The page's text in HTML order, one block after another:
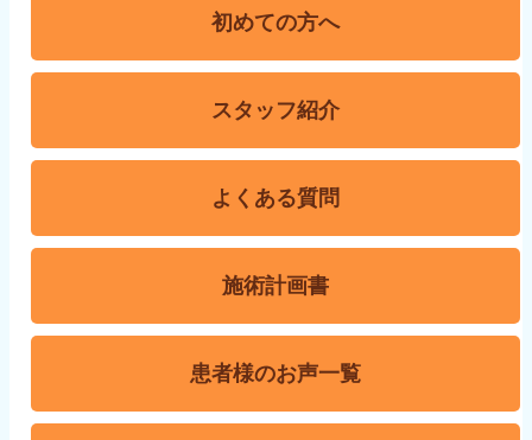
初めての方へ
スタッフ紹介
よくある質問
施術計画書
患者様のお声一覧